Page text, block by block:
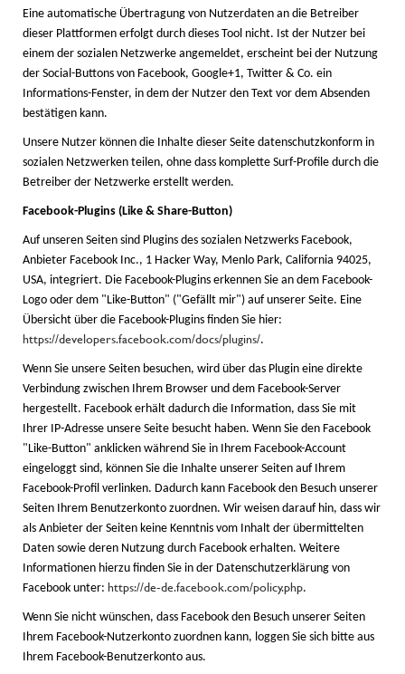
Eine automatische Übertragung von Nutzerdaten an die Betreiber
dieser Plattformen erfolgt durch dieses Tool nicht. Ist der Nutzer bei
einem der sozialen Netzwerke angemeldet, erscheint bei der Nutzung
der Social-Buttons von Facebook, Google+1, Twitter & Co. ein
Informations-Fenster, in dem der Nutzer den Text vor dem Absenden
bestätigen kann.
Unsere Nutzer können die Inhalte dieser Seite datenschutzkonform in
sozialen Netzwerken teilen, ohne dass komplette Surf-Profile durch die
Betreiber der Netzwerke erstellt werden.
Facebook-Plugins (Like & Share-Button)
Auf unseren Seiten sind Plugins des sozialen Netzwerks Facebook,
Anbieter Facebook Inc., 1 Hacker Way, Menlo Park, California 94025,
USA, integriert. Die Facebook-Plugins erkennen Sie an dem Facebook-
Logo oder dem "Like-Button" ("Gefällt mir") auf unserer Seite. Eine
Übersicht über die Facebook-Plugins finden Sie hier:
https://developers.facebook.com/docs/plugins/.
Wenn Sie unsere Seiten besuchen, wird über das Plugin eine direkte
Verbindung zwischen Ihrem Browser und dem Facebook-Server
hergestellt. Facebook erhält dadurch die Information, dass Sie mit
Ihrer IP-Adresse unsere Seite besucht haben. Wenn Sie den Facebook
"Like-Button" anklicken während Sie in Ihrem Facebook-Account
eingeloggt sind, können Sie die Inhalte unserer Seiten auf Ihrem
Facebook-Profil verlinken. Dadurch kann Facebook den Besuch unserer
Seiten Ihrem Benutzerkonto zuordnen. Wir weisen darauf hin, dass wir
als Anbieter der Seiten keine Kenntnis vom Inhalt der übermittelten
Daten sowie deren Nutzung durch Facebook erhalten. Weitere
Informationen hierzu finden Sie in der Datenschutzerklärung von
Facebook unter: https://de-de.facebook.com/policy.php.
Wenn Sie nicht wünschen, dass Facebook den Besuch unserer Seiten
Ihrem Facebook-Nutzerkonto zuordnen kann, loggen Sie sich bitte aus
Ihrem Facebook-Benutzerkonto aus.